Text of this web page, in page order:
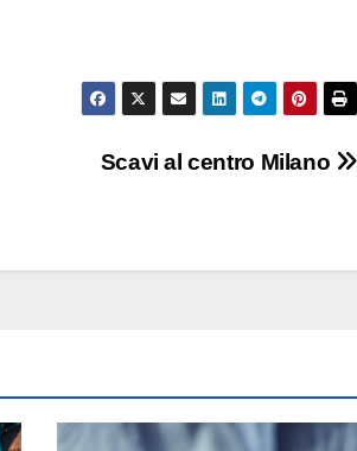
Scavi al centro Milano